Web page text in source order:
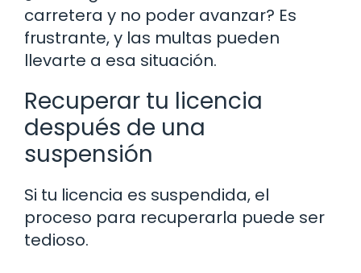
carretera y no poder avanzar? Es
frustrante, y las multas pueden
llevarte a esa situación.
Recuperar tu licencia
después de una
suspensión
Si tu licencia es suspendida, el
proceso para recuperarla puede ser
tedioso.